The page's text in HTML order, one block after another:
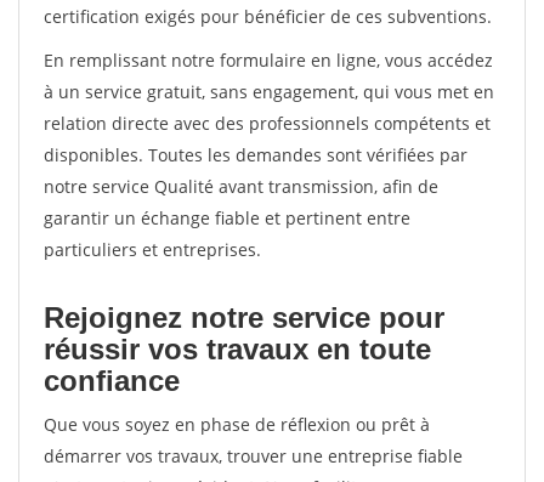
certification exigés pour bénéficier de ces subventions.
En remplissant notre formulaire en ligne, vous accédez
à un service gratuit, sans engagement, qui vous met en
relation directe avec des professionnels compétents et
disponibles. Toutes les demandes sont vérifiées par
notre service Qualité avant transmission, afin de
garantir un échange fiable et pertinent entre
particuliers et entreprises.
Rejoignez notre service pour
réussir vos travaux en toute
confiance
Que vous soyez en phase de réflexion ou prêt à
démarrer vos travaux, trouver une entreprise fiable